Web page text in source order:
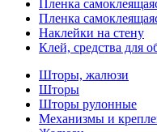
Пленка
Пленка
Наклейки на стену
Клей, средства для
Шторы, жалюзи
Шторы
Шторы рулонные
Механизмы и